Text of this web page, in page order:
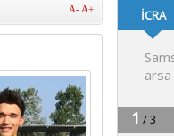
A- A+